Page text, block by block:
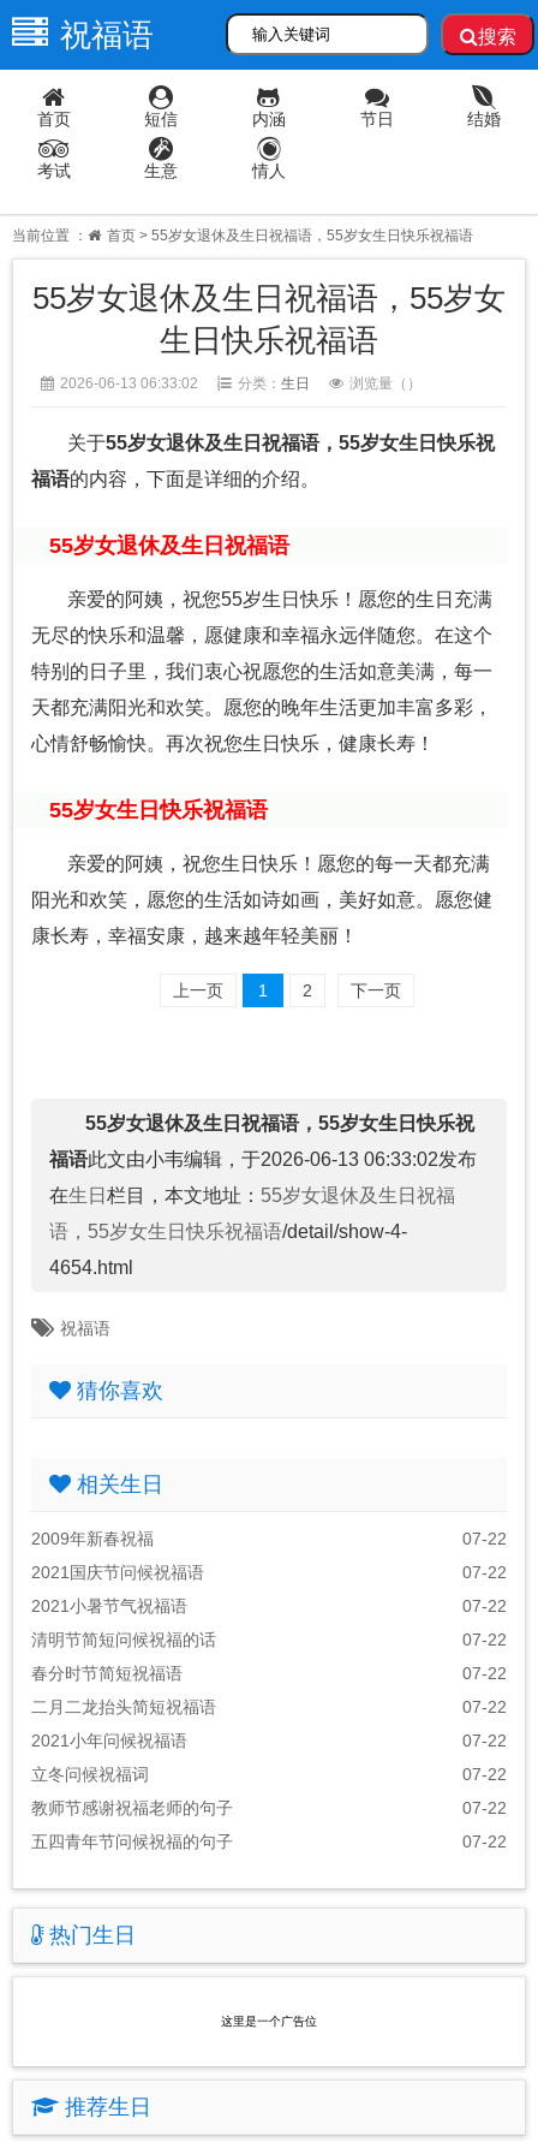
祝福语 搜索
首页 短信 内涵 节日 结婚
考试 生意 情人
当前位置 ： 首页 > 55岁女退休及生日祝福语，55岁女生日快乐祝福语
55岁女退休及生日祝福语，55岁女
生日快乐祝福语
2026-06-13 06:33:02 分类： 生日 浏览量（ ）
关于55岁女退休及生日祝福语，55岁女生日快乐祝
福语的内容，下面是详细的介绍。
55岁女退休及生日祝福语
亲爱的阿姨，祝您55岁生日快乐！愿您的生日充满
无尽的快乐和温馨，愿健康和幸福永远伴随您。在这个
特别的日子里，我们衷心祝愿您的生活如意美满，每一
天都充满阳光和欢笑。愿您的晚年生活更加丰富多彩，
心情舒畅愉快。再次祝您生日快乐，健康长寿！
55岁女生日快乐祝福语
亲爱的阿姨，祝您生日快乐！愿您的每一天都充满
阳光和欢笑，愿您的生活如诗如画，美好如意。愿您健
康长寿，幸福安康，越来越年轻美丽！
上一页 1 2 下一页
55岁女退休及生日祝福语，55岁女生日快乐祝
福语此文由小韦编辑，于2026-06-13 06:33:02发布
在生日 栏目，本文地址： 55岁女退休及生日祝福
语，55岁女生日快乐祝福语/detail/show-4-
4654.html
祝福语
猜你喜欢
相关生日
2009年新春祝福
07-22
2021国庆节问候祝福语
07-22
2021小暑节气祝福语
07-22
清明节简短问候祝福的话
07-22
春分时节简短祝福语
07-22
二月二龙抬头简短祝福语
07-22
2021小年问候祝福语
07-22
立冬问候祝福词
07-22
教师节感谢祝福老师的句子
07-22
五四青年节问候祝福的句子
07-22
热门生日
这里是一个广告位
推荐生日